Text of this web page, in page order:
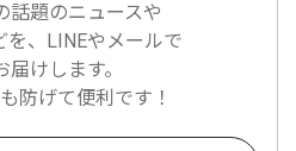
話題のニュースや
を、LINEやメールで
届けします。
防げて便利です！